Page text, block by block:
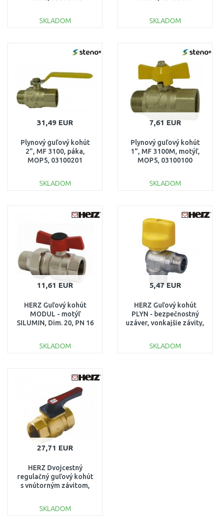
SKLADOM SKLADOM
Porovnať
31,49 EUR
Plynový guľový kohút
2", MF 3100, páka,
MOP5, 03100201
SKLADOM
7,61 EUR
Plynový guľový kohút
1", MF 3100M, motýľ,
MOP5, 03100100
SKLADOM
Porovnať
11,61 EUR
HERZ Guľový kohút
MODUL - motýľ
SILUMIN, Dim. 20, PN 16
SKLADOM
5,47 EUR
HERZ Guľový kohút
PLYN - bezpečnostný
uzáver, vonkajšie závity,
SKLADOM
27,71 EUR
HERZ Dvojcestný
regulačný guľový kohút
s vnútorným závitom,
SKLADOM